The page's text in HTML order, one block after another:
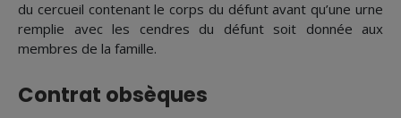
du cercueil contenant le corps du défunt avant qu’une urne
remplie avec les cendres du défunt soit donnée aux
membres de la famille.
Contrat obsèques